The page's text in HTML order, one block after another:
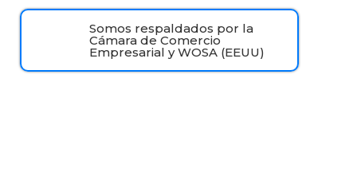
Somos respaldados por la
Cámara de Comercio
Empresarial y WOSA (EEUU)